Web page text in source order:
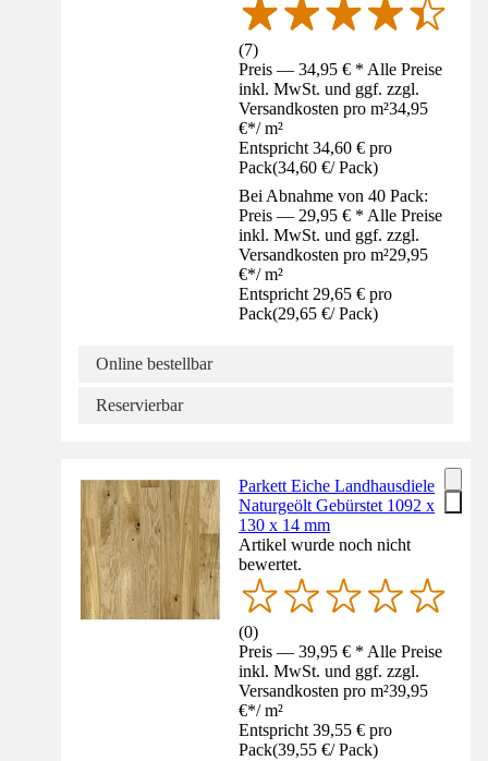
(7)
Preis — 34,95 € * Alle Preise
inkl. MwSt. und ggf. zzgl.
Versandkosten pro m²34,95
€*/ m²
Entspricht 34,60 € pro
Pack(34,60 €/ Pack)
Bei Abnahme von 40 Pack:
Preis — 29,95 € * Alle Preise
inkl. MwSt. und ggf. zzgl.
Versandkosten pro m²29,95
€*/ m²
Entspricht 29,65 € pro
Pack(29,65 €/ Pack)
Online bestellbar
Reservierbar
Parkett Eiche Landhausdiele
Naturgeölt Gebürstet 1092 x
130 x 14 mm
Artikel wurde noch nicht
bewertet.
(0)
Preis — 39,95 € * Alle Preise
inkl. MwSt. und ggf. zzgl.
Versandkosten pro m²39,95
€*/ m²
Entspricht 39,55 € pro
Pack(39,55 €/ Pack)